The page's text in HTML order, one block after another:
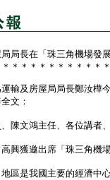
局長在「珠三角機場發
＊＊＊＊＊＊＊＊＊＊＊
及房屋局局長鄭汝樺今
文：
陳文鴻主任、各位講者
獲邀出席「珠三角機場
是我國主要的經濟中心